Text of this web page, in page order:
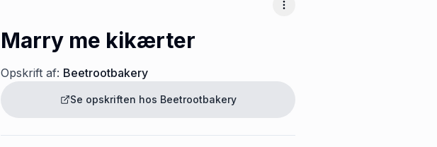
Flere muligheder
Marry me kikærter
Opskrift af: Beetrootbakery
Se opskriften hos Beetrootbakery